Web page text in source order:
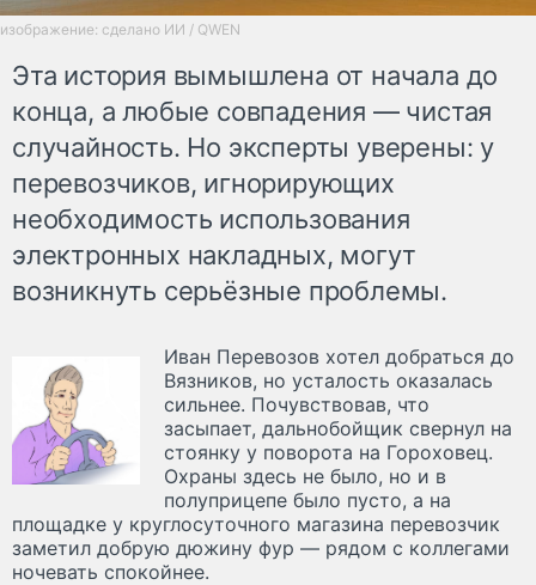
изображение: сделано ИИ / QWEN
Эта история вымышлена от начала до
конца, а любые совпадения — чистая
случайность. Но эксперты уверены: у
перевозчиков, игнорирующих
необходимость использования
электронных накладных, могут
возникнуть серьёзные проблемы.
Иван Перевозов хотел добраться до
Вязников, но усталость оказалась
сильнее. Почувствовав, что
засыпает, дальнобойщик свернул на
стоянку у поворота на Гороховец.
Охраны здесь не было, но и в
полуприцепе было пусто, а на
площадке у круглосуточного магазина перевозчик
заметил добрую дюжину фур — рядом с коллегами
ночевать спокойнее.